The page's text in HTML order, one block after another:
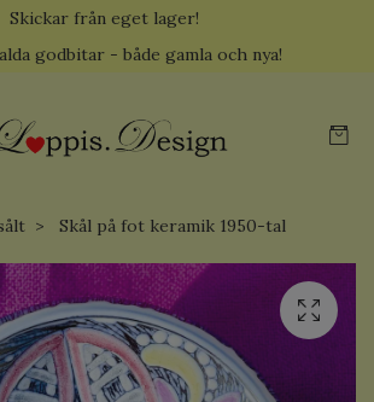
Skickar från eget lager!
godbitar - både gamla och nya!
Skål på fot keramik 1950-tal